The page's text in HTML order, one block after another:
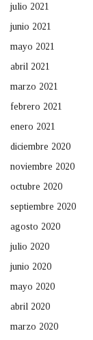
julio 2021
junio 2021
mayo 2021
abril 2021
marzo 2021
febrero 2021
enero 2021
diciembre 2020
noviembre 2020
octubre 2020
septiembre 2020
agosto 2020
julio 2020
junio 2020
mayo 2020
abril 2020
marzo 2020